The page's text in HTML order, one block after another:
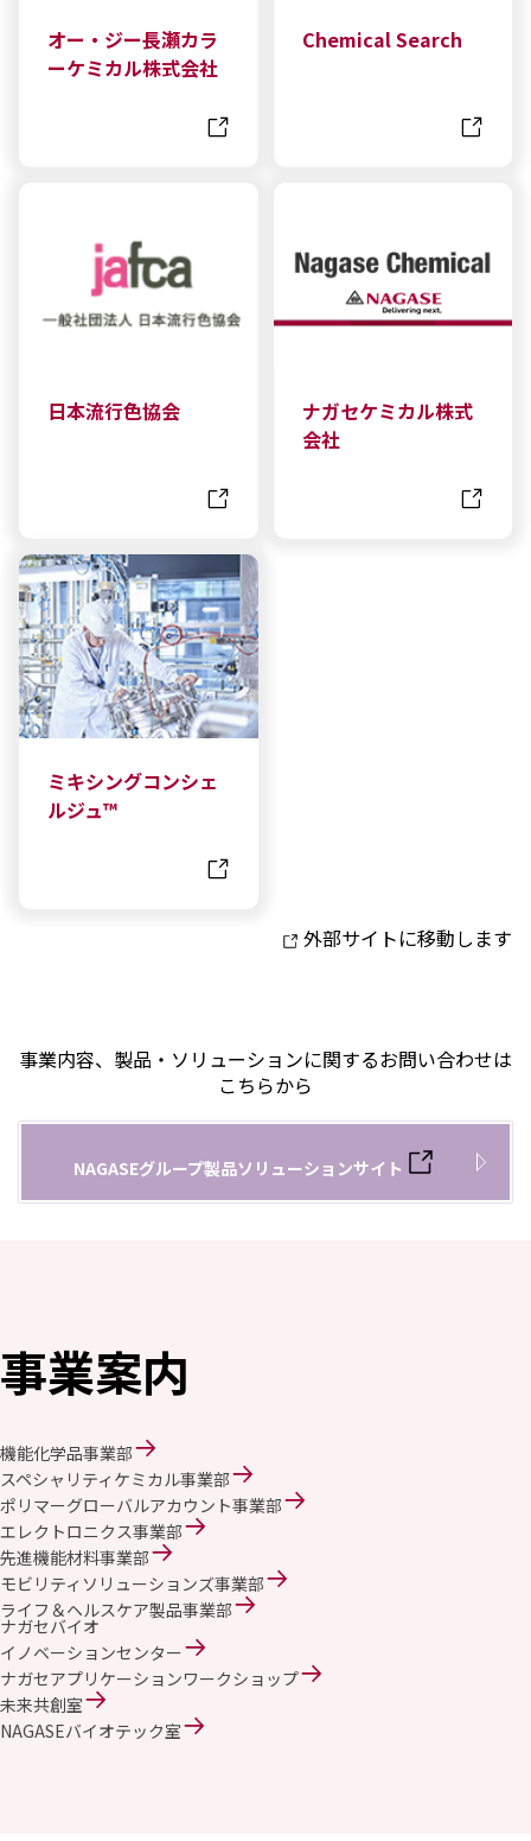
オー・ジー長瀬カラ
ーケミカル株式会社
Chemical Search
日本流行色協会
ナガセケミカル株式
会社
ミキシングコンシェ
ルジュ™
外部サイトに移動します
事業内容、製品・ソリューションに関するお問い合わせは
こちらから
NAGASEグループ製品ソリューションサイト
事業案内
機能化学品事業部
スペシャリティケミカル事業部
ポリマーグローバルアカウント事業部
エレクトロニクス事業部
先進機能材料事業部
モビリティソリューションズ事業部
ライフ＆ヘルスケア製品事業部
ナガセバイオ
イノベーションセンター
ナガセアプリケーションワークショップ
未来共創室
NAGASEバイオテック室